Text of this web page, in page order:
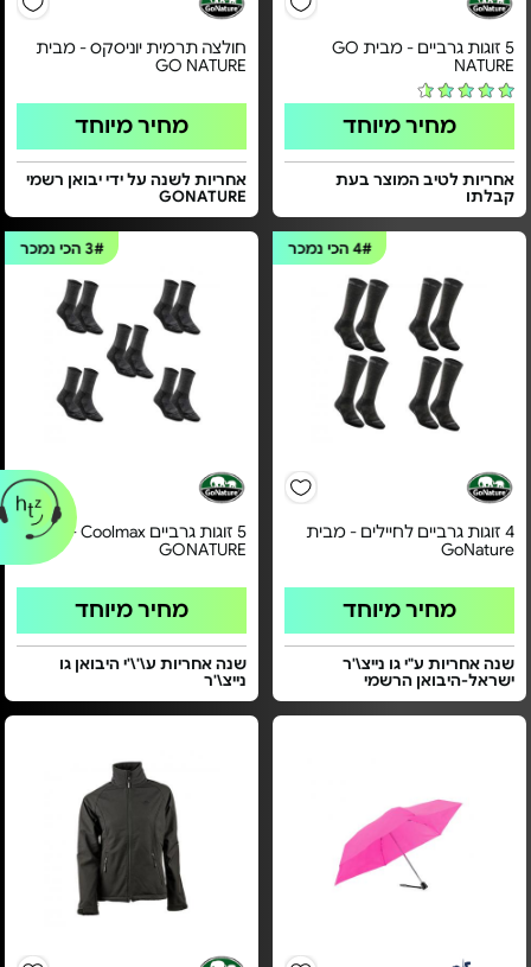
5 זוגות גרביים - מבית GO
NATURE
מחיר מיוחד
אחריות לטיב המוצר בעת
קבלתו
חולצה תרמית יוניסקס - מבית
GO NATURE
מחיר מיוחד
אחריות לשנה על ידי יבואן רשמי
GONATURE
4#הכי נמכר
4 זוגות גרביים לחיילים - מבית
GoNature
מחיר מיוחד
שנה אחריות ע"י גו נייצ\'ר
ישראל-היבואן הרשמי
3# הכי נמכר
5 זוגות גרביים Coolmax - מבית
GONATURE
מחיר מיוחד
שנה אחריות ע\'\'י היבואן גו
נייצ\'ר